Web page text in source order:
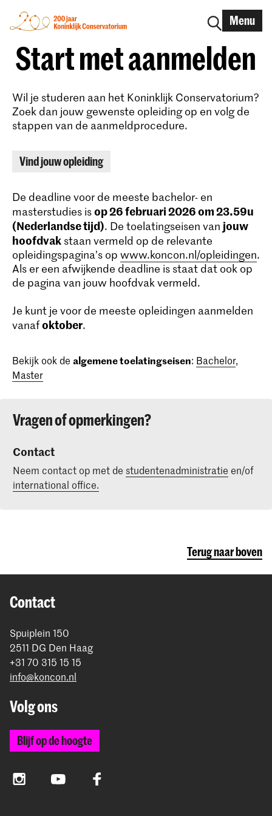
Menu
Start met aanmelden
Wil je studeren aan het Koninklijk Conservatorium?
Zoek dan jouw gewenste opleiding op en volg de
stappen van de aanmeldprocedure.
Vind jouw opleiding
De deadline voor de meeste bachelor- en
masterstudies isop 26 februari 2026 om 23.59u
(Nederlandse tijd). De toelatingseisen van jouw
hoofdvak staan vermeld op de relevante
opleidingspagina’s op www.koncon.nl/opleidingen.
Als er een afwijkende deadline is staat dat ook op
de pagina van jouw hoofdvak vermeld.
Je kunt je voor de meeste opleidingen aanmelden
vanafoktober.
Bekijk ook de algemene toelatingseisen: Bachelor,
Master
Vragen of opmerkingen?
Contact
Neem contact op met de studentenadministratie en/of
international office.
Terug naar boven
Contact
Spuiplein 150
2511 DG Den Haag
+31 70 315 15 15
info@koncon.nl
Volg ons
Blijf op de hoogte
InstagramYouTube Facebook